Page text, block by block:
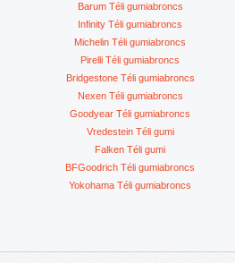
Barum Téli gumiabroncs
Infinity Téli gumiabroncs
Michelin Téli gumiabroncs
Pirelli Téli gumiabroncs
Bridgestone Téli gumiabroncs
Nexen Téli gumiabroncs
Goodyear Téli gumiabroncs
Vredestein Téli gumi
Falken Téli gumi
BFGoodrich Téli gumiabroncs
Yokohama Téli gumiabroncs